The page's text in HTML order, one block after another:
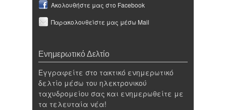
Ακολουθήστε μας στο Facebook
Παρακολουθείστε μας μέσω Mail
Ενημερωτικό Δελτίο
Εγγραφείτε στο τακτικό ενημερωτικό
δελτίο μέσω του ηλεκτρονικού
ταχυδρομείου σας και ενημερωθείτε με
τα τελευταία νέα!